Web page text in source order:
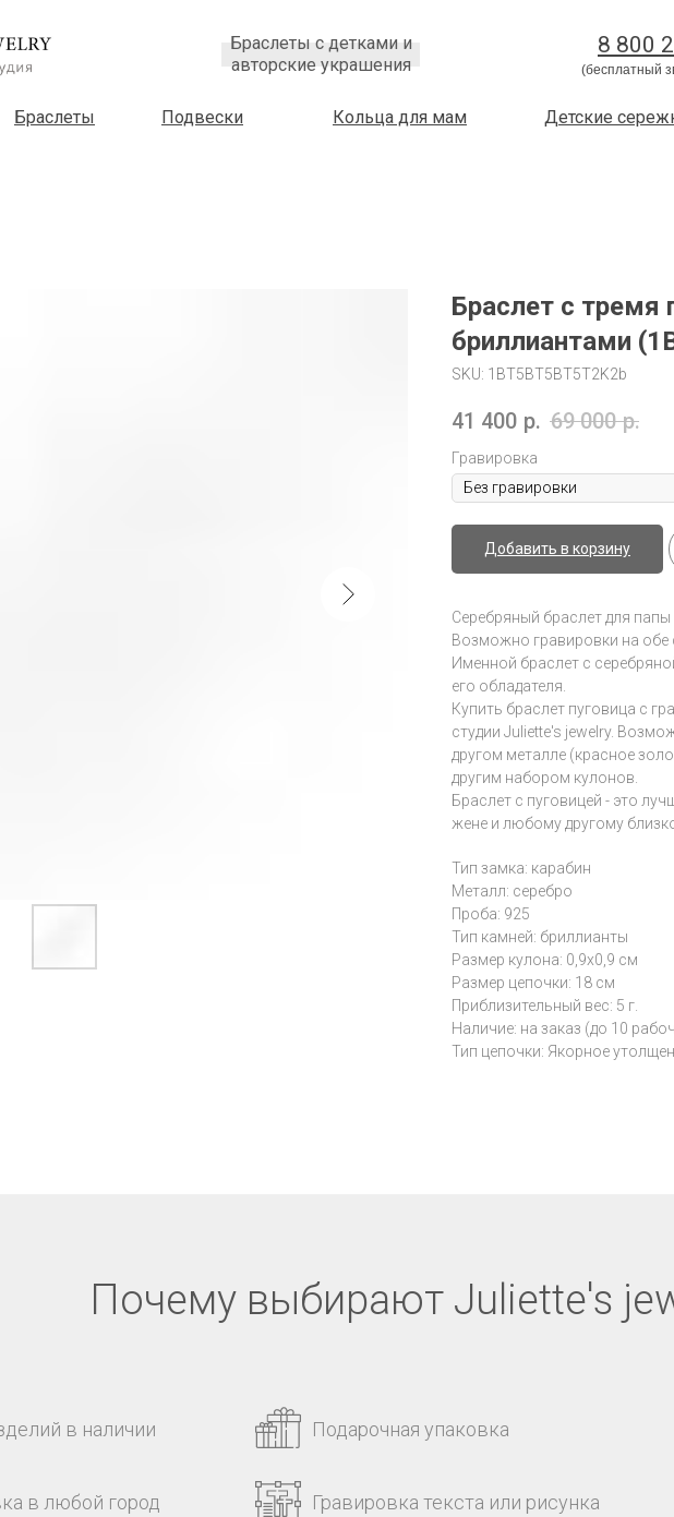
8 800
(бесплатный
Браслеты с детками и
авторские украшения
Детские
Браслеты Кольца для мам
Подвески
Браслет с тремя
бриллиантами
SKU: 1BT5BT5BT5T2K2b
41 400 р. 69 000 р.
Гравировка
Добавить в корзину
Серебряный браслет для
Возможно гравировки на обе
Именной браслет с
его обладателя.
Купить браслет пуговица с
студии Juliette's jewelry.
другом металле (красное
другим набором кулонов.
Браслет с пуговицей - это
жене и любому другому
Тип замка: карабин
Металл: серебро
Проба: 925
Тип камней: бриллианты
Размер кулона: 0,9x0,9 см
Размер цепочки: 18 см
Приблизительный вес: 5 г.
Наличие: на заказ (до 10
Тип цепочки: Якорное
Почему выбирают Juliette's
в наличии
в любой город
Подарочная упаковка
Гравировка текста или рисунка